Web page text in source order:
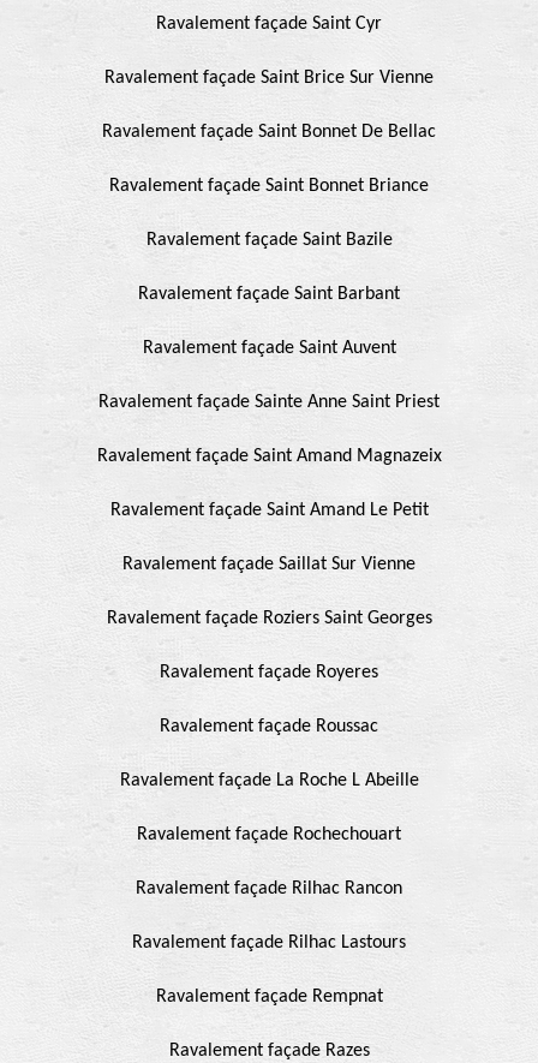
Ravalement façade Saint Cyr
Ravalement façade Saint Brice Sur Vienne
Ravalement façade Saint Bonnet De Bellac
Ravalement façade Saint Bonnet Briance
Ravalement façade Saint Bazile
Ravalement façade Saint Barbant
Ravalement façade Saint Auvent
Ravalement façade Sainte Anne Saint Priest
Ravalement façade Saint Amand Magnazeix
Ravalement façade Saint Amand Le Petit
Ravalement façade Saillat Sur Vienne
Ravalement façade Roziers Saint Georges
Ravalement façade Royeres
Ravalement façade Roussac
Ravalement façade La Roche L Abeille
Ravalement façade Rochechouart
Ravalement façade Rilhac Rancon
Ravalement façade Rilhac Lastours
Ravalement façade Rempnat
Ravalement façade Razes